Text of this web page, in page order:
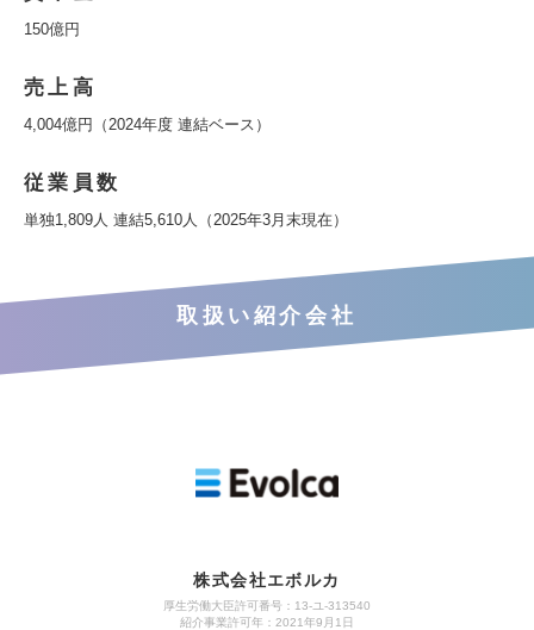
150億円
売上高
4,004億円（2024年度 連結ベース）
従業員数
単独1,809人 連結5,610人（2025年3月末現在）
取扱い紹介会社
株式会社エボルカ
厚生労働大臣許可番号：13‐ユ‐313540
紹介事業許可年：2021年9月1日